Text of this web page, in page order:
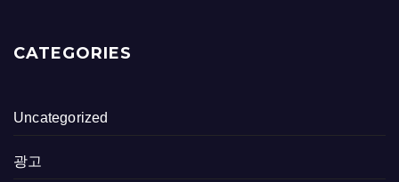
CATEGORIES
Uncategorized
광고